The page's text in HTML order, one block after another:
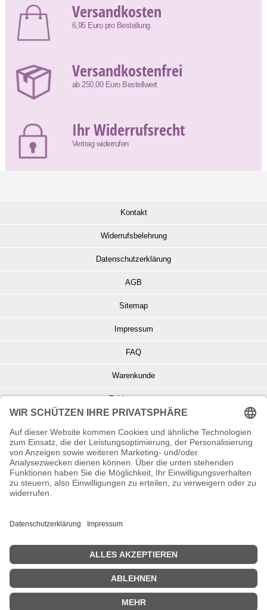
Versandkosten
6,95 Euro pro Bestellung
Versandkostenfrei
ab 250,00 Euro Bestellwert
Ihr Widerrufsrecht
Vertrag widerrufen
Kontakt
Widerrufsbelehrung
Datenschutzerklärung
AGB
Sitemap
Impressum
FAQ
Warenkunde
Zahlungsarten
Info zu Elektro- u. Elektronikgeräten
Batterieentsorgung
Informationen zur Echtheit von Kundenbewertungen
© Copyright 2026 Wohnambiente-Shop